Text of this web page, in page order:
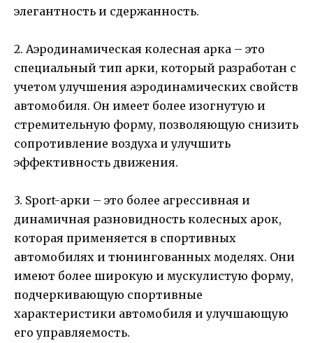
элегантность и сдержанность.
2. Аэродинамическая колесная арка – это
специальный тип арки, который разработан с
учетом улучшения аэродинамических свойств
автомобиля. Он имеет более изогнутую и
стремительную форму, позволяющую снизить
сопротивление воздуха и улучшить
эффективность движения.
3. Sport-арки – это более агрессивная и
динамичная разновидность колесных арок,
которая применяется в спортивных
автомобилях и тюнингованных моделях. Они
имеют более широкую и мускулистую форму,
подчеркивающую спортивные
характеристики автомобиля и улучшающую
его управляемость.